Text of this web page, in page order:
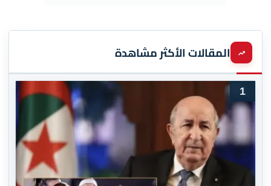
المقالات الأكثر مشاهدة
1